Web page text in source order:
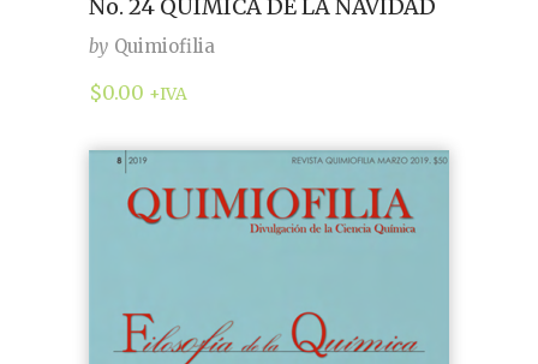
No. 24 QUÍMICA DE LA NAVIDAD
by Quimiofilia
$0.00 +IVA